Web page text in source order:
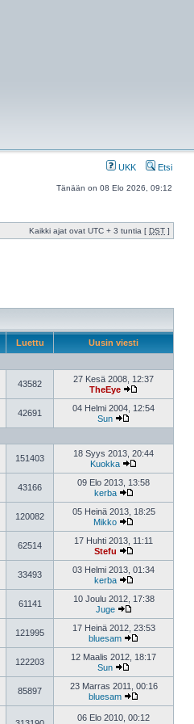
UKK Etsi
Tänään on 08 Elo 2026, 09:12
Kaikki ajat ovat UTC + 3 tuntia [ DST ]
Luettu Uusin viesti
43582
27 Kesä 2008, 12:37
TheEye
42691
04 Helmi 2004, 12:54
Sun
151403
18 Syys 2013, 20:44
Kuokka
43166
09 Elo 2013, 13:58
kerba
120082
05 Heinä 2013, 18:25
Mikko
62514
17 Huhti 2013, 11:11
Stefu
33493
03 Helmi 2013, 01:34
kerba
61141
10 Joulu 2012, 17:38
Juge
121995
17 Heinä 2012, 23:53
bluesam
122203
12 Maalis 2012, 18:17
Sun
85897
23 Marras 2011, 00:16
bluesam
06 Elo 2010, 00:12